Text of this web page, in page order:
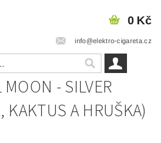
info@elektro-cigareta.cz
0 Kč
- SILVER
KAKTUS A HRUŠKA)